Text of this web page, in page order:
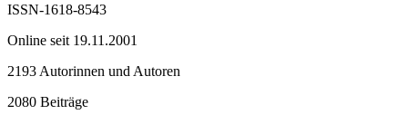
ISSN-1618-8543
Online seit 19.11.2001
2193 Autorinnen und Autoren
2080 Beiträge